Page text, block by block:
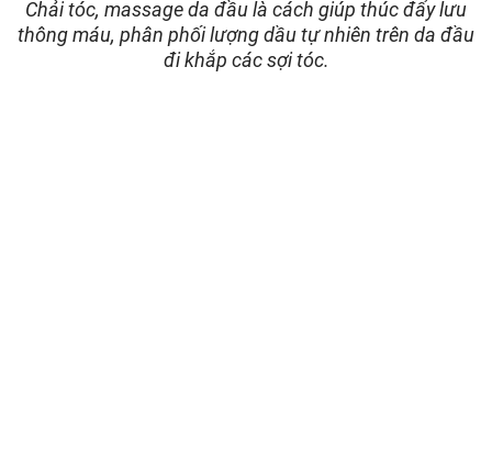
Chải tóc, massage da đầu là cách giúp thúc đẩy lưu
thông máu, phân phối lượng dầu tự nhiên trên da đầu
đi khắp các sợi tóc.